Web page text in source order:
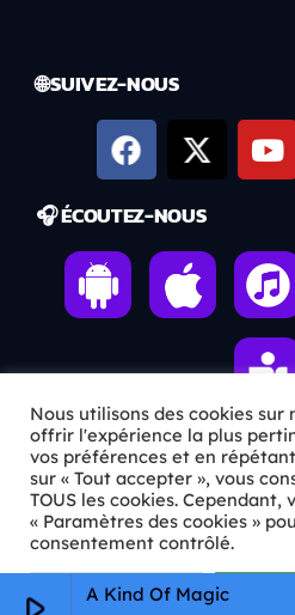
A Kind Of Magic
🌐 SUIVEZ-NOUS
🎧 ÉCOUTEZ-NOUS
ℹ️ INFOS PRATIQUES
✉️Contact
🦊Qui sommes-nous ?
Nous utilisons des cookies
offrir l'expérience la plus
vos préférences et en
sur « Tout accepter », vous
TOUS les cookies. Cependant,
« Paramètres des cookies »
consentement contrôlé.
Paramètres Cookie